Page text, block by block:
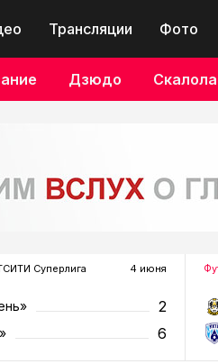
Трансляции Фото
Дзюдо
Суперлига 4 июня
2
6